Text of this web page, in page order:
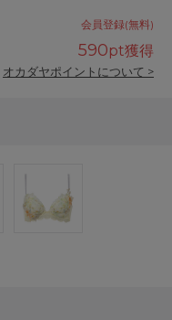
会員登録(無料)
590pt獲得
オカダヤポイントについて >